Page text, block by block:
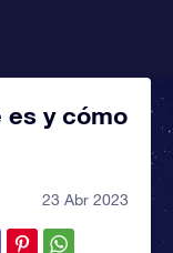
es y cómo
23 Abr 2023